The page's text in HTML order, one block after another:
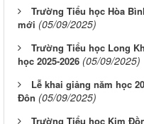
Trường Tiểu học Hòa
mới (05/09/2025)
Trường Tiểu học Long
học 2025-2026 (05/09/2025)
Lễ khai giảng năm học
Đôn (05/09/2025)
Trường Tiểu học Kim